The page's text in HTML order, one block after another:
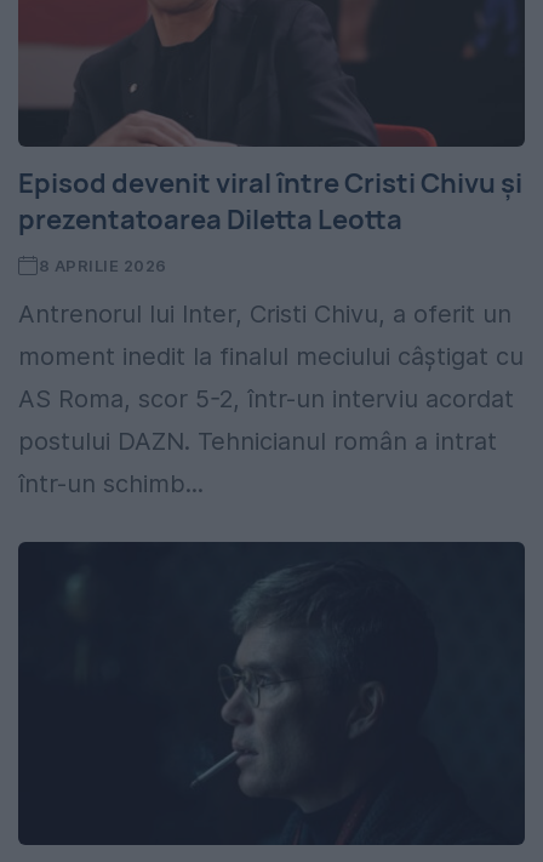
Episod devenit viral între Cristi Chivu și
prezentatoarea Diletta Leotta
8 APRILIE 2026
Antrenorul lui Inter, Cristi Chivu, a oferit un
moment inedit la finalul meciului câștigat cu
AS Roma, scor 5-2, într-un interviu acordat
postului DAZN. Tehnicianul român a intrat
într-un schimb...